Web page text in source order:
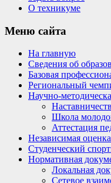
О техникуме
Меню сайта
На главную
Сведения об
Базовая
Региональный
Научно-
Школа
Аттестация
Независимая оценка
Студенческий
Нормативная
Локальная
Сетевое